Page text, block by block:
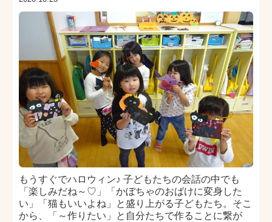
もうすぐでハロウィン♪ 子どもたちの会話の中でも
「楽しみだね～♡」「かぼちゃのおばけに変身した
い」「猫もいいよね」と盛り上がる子どもたち。そこ
から、「～作りたい」と自分たちで作ることに繋が